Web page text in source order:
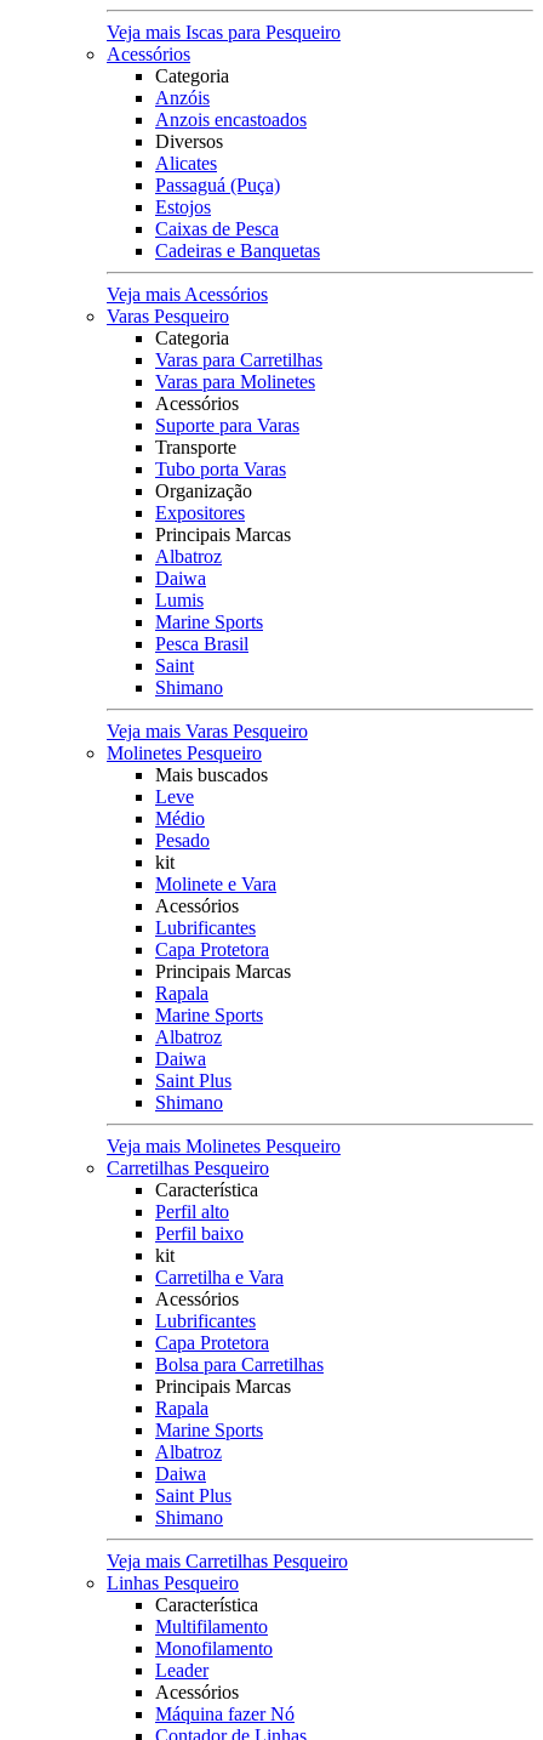
Veja mais Iscas para Pesqueiro
Acessórios
Categoria
Anzóis
Anzois encastoados
Diversos
Alicates
Passaguá (Puça)
Estojos
Caixas de Pesca
Cadeiras e Banquetas
Veja mais Acessórios
Varas Pesqueiro
Categoria
Varas para Carretilhas
Varas para Molinetes
Acessórios
Suporte para Varas
Transporte
Tubo porta Varas
Organização
Expositores
Principais Marcas
Albatroz
Daiwa
Lumis
Marine Sports
Pesca Brasil
Saint
Shimano
Veja mais Varas Pesqueiro
Molinetes Pesqueiro
Mais buscados
Leve
Médio
Pesado
kit
Molinete e Vara
Acessórios
Lubrificantes
Capa Protetora
Principais Marcas
Rapala
Marine Sports
Albatroz
Daiwa
Saint Plus
Shimano
Veja mais Molinetes Pesqueiro
Carretilhas Pesqueiro
Característica
Perfil alto
Perfil baixo
kit
Carretilha e Vara
Acessórios
Lubrificantes
Capa Protetora
Bolsa para Carretilhas
Principais Marcas
Rapala
Marine Sports
Albatroz
Daiwa
Saint Plus
Shimano
Veja mais Carretilhas Pesqueiro
Linhas Pesqueiro
Característica
Multifilamento
Monofilamento
Leader
Acessórios
Máquina fazer Nó
Contador de Linhas